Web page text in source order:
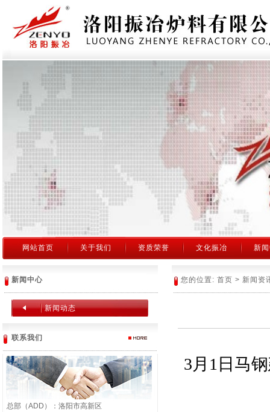
网站首页 关于我们 资质荣誉 文化振冶 新
新闻中心
新闻动态
联系我们
总部（ADD）：洛阳市高新区
您的位置: 首页 > 新闻资
3月1日马